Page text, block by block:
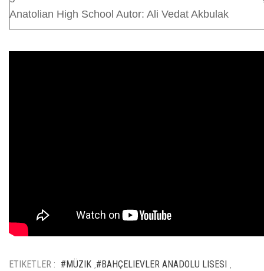
Anatolian High School Autor: Ali Vedat Akbulak
ETIKETLER : #MÜZIK ,#BAHÇELIEVLER ANADOLU LISESI ,